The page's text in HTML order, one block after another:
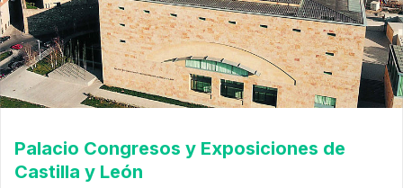
Palacio Congresos y Exposiciones de
Castilla y León